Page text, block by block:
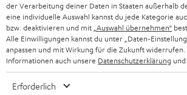
der Verarbeitung deiner Daten in Staaten außerhalb
eine individuelle Auswahl kannst du jede Kategorie
bzw. deaktivieren und mit „Auswahl übernehmen“
Alle Einwilligungen kannst du unter „Daten-
anpassen und mit Wirkung für die Zukunft
Informationen auch unsere Datenschutzerklärung und
Erforderlich